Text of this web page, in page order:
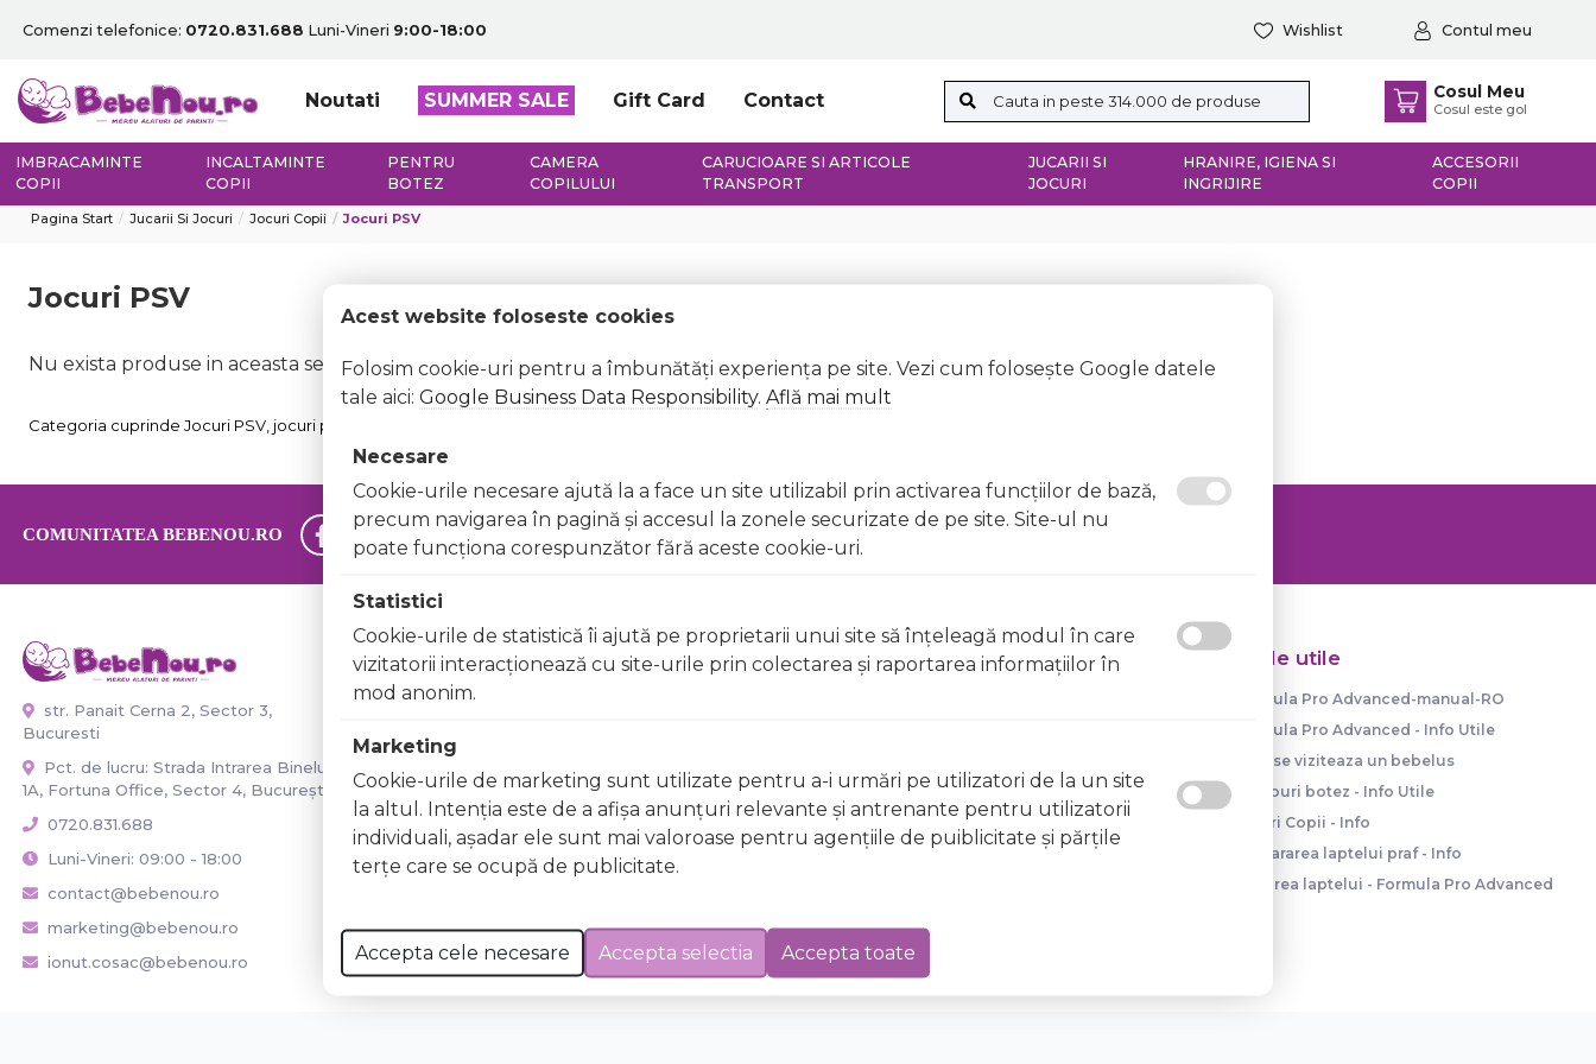
Comenzi telefonice: 0720.831.688 Luni-Vineri 9:00-18:00 Wishlist Contul meu
Noutati SUMMER SALE Gift Card Contact Cosul Meu
Cosul este gol
IMBRACAMINTE
COPII
INCALTAMINTE
COPII
PENTRU
BOTEZ
CAMERA
COPILULUI
CARUCIOARE SI ARTICOLE
TRANSPORT
JUCARII SI
JOCURI
HRANIRE, IGIENA SI
INGRIJIRE
ACCESORII
COPII
Pagina Start Jucarii Si Jocuri Jocuri Copii Jocuri PSV
Jocuri PSV
Nu exista produse in aceasta sectiune
Categoria cuprinde Jocuri PSV, jocuri pentru pasionatii de jocuri
COMUNITATEA BEBENOU.RO
str. Panait Cerna 2, Sector 3,
Bucuresti
Pct. de lucru: Strada Intrarea Binelui
1A, Fortuna Office, Sector 4, București
0720.831.688
Luni-Vineri: 09:00 - 18:00
contact@bebenou.ro
marketing@bebenou.ro
ionut.cosac@bebenou.ro
Informaţii
Contact
Marturii clienti
Transport si Livrare
Termeni si Conditii
Politica de confidentialitate
Utile mamici
Suport clienti
Istoric comenzi
Devino partener
Intrebari frecvente
ANPC
Platforma SOL
Articole utile
Formula Pro Advanced-manual-RO
Formula Pro Advanced - Info Utile
Cum se viziteaza un bebelus
Trusouri botez - Info Utile
Paturi Copii - Info
Prepararea laptelui praf - Info
Dozarea laptelui - Formula Pro Advanced
Acest website foloseste cookies
Folosim cookie-uri pentru a îmbunătăți experiența pe site. Vezi cum folosește Google datele
tale aici: Google Business Data Responsibility. Află mai mult
Necesare
Cookie-urile necesare ajută la a face un site utilizabil prin activarea funcţiilor de bază,
precum navigarea în pagină şi accesul la zonele securizate de pe site. Site-ul nu
poate funcţiona corespunzător fără aceste cookie-uri.
Statistici
Cookie-urile de statistică îi ajută pe proprietarii unui site să înţeleagă modul în care
vizitatorii interacţionează cu site-urile prin colectarea şi raportarea informaţiilor în
mod anonim.
Marketing
Cookie-urile de marketing sunt utilizate pentru a-i urmări pe utilizatori de la un site
la altul. Intenţia este de a afişa anunţuri relevante şi antrenante pentru utilizatorii
individuali, aşadar ele sunt mai valoroase pentru agenţiile de puiblicitate şi părţile
terţe care se ocupă de publicitate.
Accepta cele necesare Accepta selectia Accepta toate